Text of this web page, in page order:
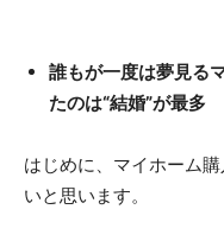
誰もが一度は夢見る
たのは“結婚”が最多
はじめに、マイホーム
いと思います。